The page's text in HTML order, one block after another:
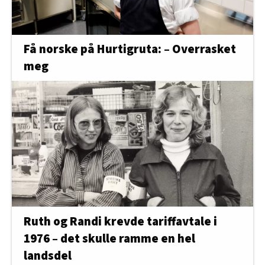
Få norske på Hurtigruta: – Overrasket
meg
Ruth og Randi krevde tariffavtale i
1976 – det skulle ramme en hel
landsdel